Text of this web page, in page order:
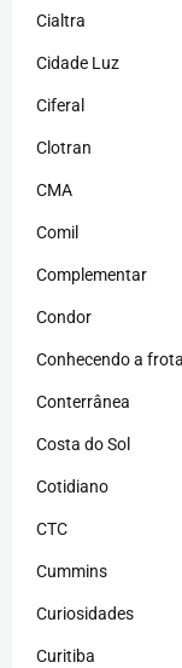
Cialtra
Cidade Luz
Ciferal
Clotran
CMA
Comil
Complementar
Condor
Conhecendo a frota
Conterrânea
Costa do Sol
Cotidiano
CTC
Cummins
Curiosidades
Curitiba